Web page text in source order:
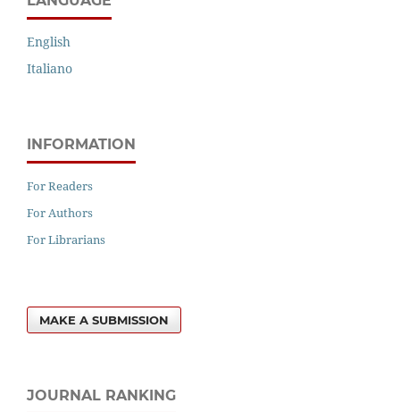
English
Italiano
INFORMATION
For Readers
For Authors
For Librarians
MAKE A SUBMISSION
JOURNAL RANKING